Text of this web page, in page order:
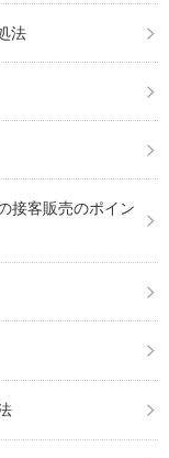
法
接客販売のポイン